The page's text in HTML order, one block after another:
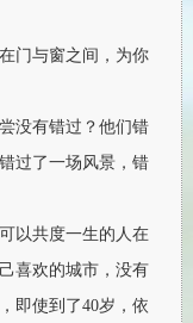
门与窗之间，为你
没有错过？他们错
过了一场风景，错
以共度一生的人在
喜欢的城市，没有
即使到了40岁，依